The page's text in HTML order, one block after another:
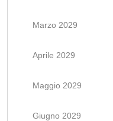
Marzo 2029
Aprile 2029
Maggio 2029
Giugno 2029